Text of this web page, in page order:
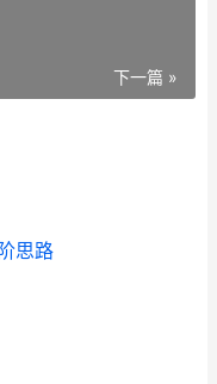
下一篇 »
思路